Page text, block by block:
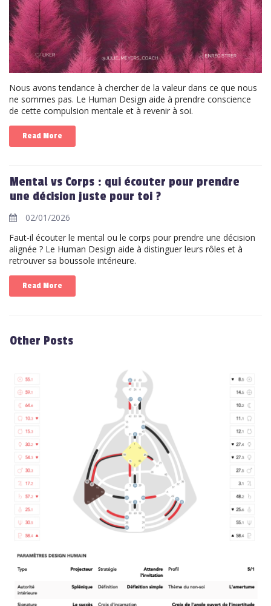
Nous avons tendance à chercher de la valeur dans ce que nous
ne sommes pas. Le Human Design aide à prendre conscience
de cette compulsion mentale et à revenir à soi.
Read More
Mental vs Corps : qui écouter pour prendre
une décision juste pour toi ?
02/01/2026
Faut-il écouter le mental ou le corps pour prendre une décision
alignée ? Le Human Design aide à distinguer leurs rôles et à
retrouver sa boussole intérieure.
Read More
Other Posts